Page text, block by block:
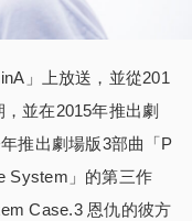
」上放送，並從201
並在2015年推出劇
推出劇場版3部曲「P
System」的第三作
Case.3 恩仇的彼方